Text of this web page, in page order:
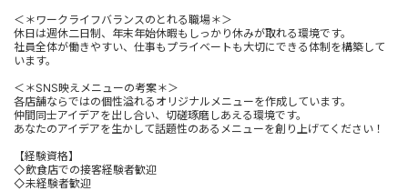
＜＊ワークライフバランスのとれる職場＊＞
休日は週休二日制、年末年始休暇もしっかり休みが取れる環境です。
社員全体が働きやすい、仕事もプライベートも大切にできる体制を構築して
います。
＜＊SNS映えメニューの考案＊＞
各店舗ならではの個性溢れるオリジナルメニューを作成しています。
仲間同士アイデアを出し合い、切磋琢磨しあえる環境です。
あなたのアイデアを生かして話題性のあるメニューを創り上げてください！
【経験資格】
◇飲食店での接客経験者歓迎
◇未経験者歓迎